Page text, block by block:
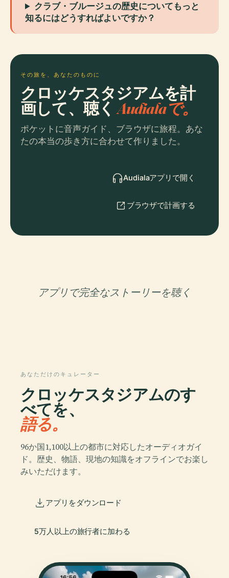
クラブ・ブルージュの歴史についてもっと
知るにはどうすればよいですか？
その旅を、あなたのものに
クロッケスタジアムを計
画して、聴くAudialaで。
ポケットに音声ガイド、ブラウザに旅程。あな
たの本当の歩き方に合わせて作りました。
Audialaアプリで開く
ブラウザで計画する
アプリで完全なストーリーを聴く
あなただけのキュレーター
クロッケスタジアムのす
べてを、
語る。
96か国1,100以上の都市に対応したオーディオガイ
ド。歴史、物語、現地の知識をオフラインでお楽し
みいただけます。
アプリをダウンロード
5万人以上の旅行者に加わる